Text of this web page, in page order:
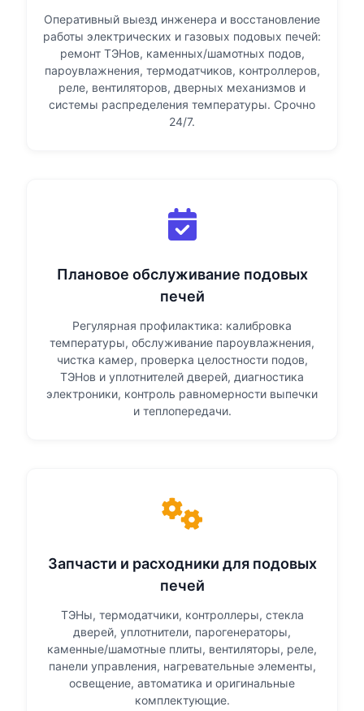
Оперативный выезд инженера и восстановление
работы электрических и газовых подовых печей:
ремонт ТЭНов, каменных/шамотных подов,
пароувлажнения, термодатчиков, контроллеров,
реле, вентиляторов, дверных механизмов и
системы распределения температуры. Срочно
24/7.
Плановое обслуживание подовых
печей
Регулярная профилактика: калибровка
температуры, обслуживание пароувлажнения,
чистка камер, проверка целостности подов,
ТЭНов и уплотнителей дверей, диагностика
электроники, контроль равномерности выпечки
и теплопередачи.
Запчасти и расходники для подовых
печей
ТЭНы, термодатчики, контроллеры, стекла
дверей, уплотнители, парогенераторы,
каменные/шамотные плиты, вентиляторы, реле,
панели управления, нагревательные элементы,
освещение, автоматика и оригинальные
комплектующие.